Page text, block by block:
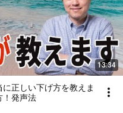
13:34
正しい下げ方を教えま
！発声法